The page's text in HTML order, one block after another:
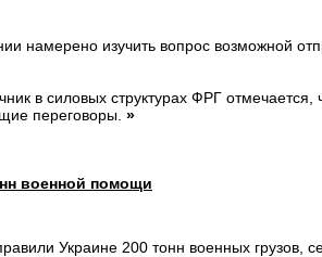
намерено изучить вопрос возможной
в силовых структурах ФРГ
переговоры. »
военной помощи
Украине 200 тонн военных грузов,